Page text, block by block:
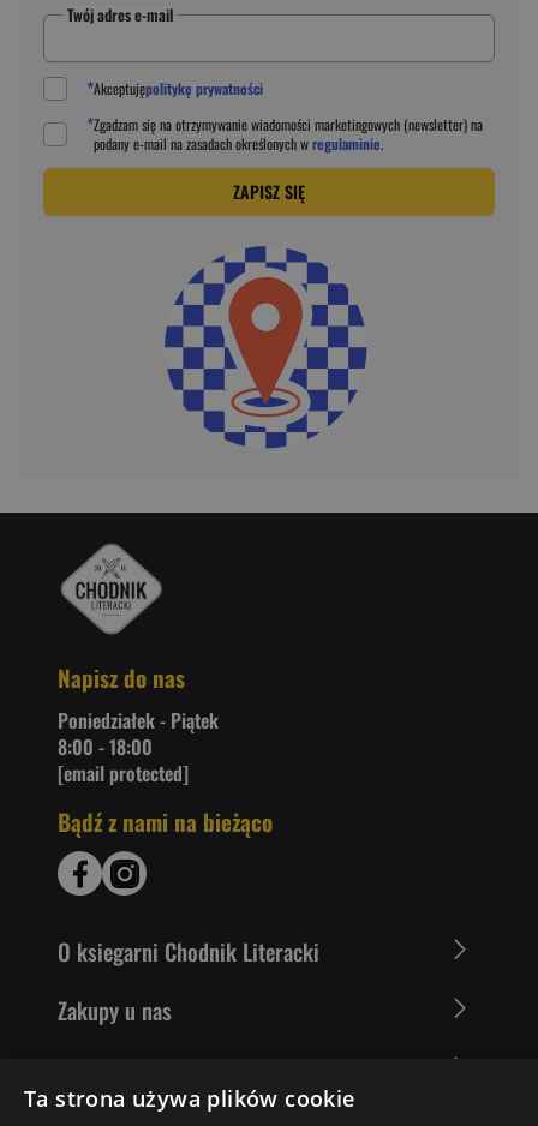
Twój adres e-mail
*Akceptujępolitykę prywatności
*Zgadzam się na otrzymywanie wiadomości marketingowych (newsletter) na
podanye-mail na zasadach określonych wregulaminie.
ZAPISZ SIĘ
Napisz do nas
Poniedziałek - Piątek
8:00 - 18:00
[email protected]
Bądź z nami na bieżąco
O ksiegarni Chodnik Literacki
Zakupy u nas
Ta strona używa plików cookie